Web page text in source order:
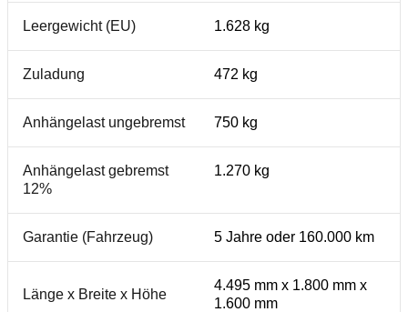
Leergewicht (EU) 1.628 kg
Zuladung 472 kg
Anhängelast ungebremst 750 kg
Anhängelast gebremst
12%
1.270 kg
Garantie (Fahrzeug) 5 Jahre oder 160.000 km
Länge x Breite x Höhe
4.495 mm x 1.800 mm x
1.600 mm